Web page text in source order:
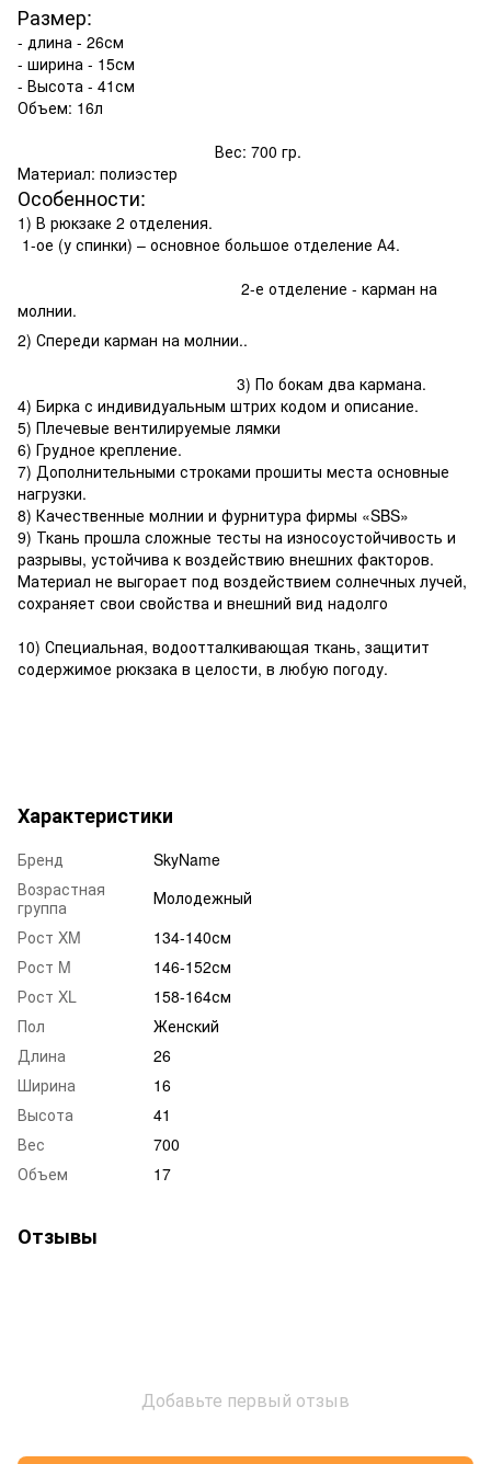
Размер:
- длина - 26см
- ширина - 15см
- Высота - 41см
Объем: 16л
Вес: 700 гр.
Материал: полиэстер
Особенности:
1) В рюкзаке 2 отделения.
1-ое (у спинки) – основное большое отделение А4.
2-е отделение - карман на
молнии.
2) Спереди карман на молнии..
3) По бокам два кармана.
4) Бирка с индивидуальным штрих кодом и описание.
5) Плечевые вентилируемые лямки
6) Грудное крепление.
7) Дополнительными строками прошиты места основные
нагрузки.
8) Качественные молнии и фурнитура фирмы «SBS»
9) Ткань прошла сложные тесты на износоустойчивость и
разрывы, устойчива к воздействию внешних факторов.
Материал не выгорает под воздействием солнечных лучей,
сохраняет свои свойства и внешний вид надолго
10) Специальная, водоотталкивающая ткань, защитит
содержимое рюкзака в целости, в любую погоду.
Характеристики
Бренд
SkyName
Возрастная
группа
Молодежный
Рост XM
134-140см
Рост M
146-152см
Рост XL
158-164см
Пол
Женский
Длина
26
Ширина
16
Высота
41
Вес
700
Объем
17
Отзывы
Добавьте первый отзыв